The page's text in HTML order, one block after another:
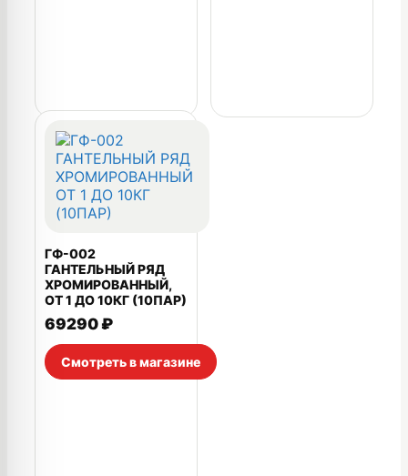
ГФ-002
ГАНТЕЛЬНЫЙ РЯД
ХРОМИРОВАННЫЙ,
ОТ 1 ДО 10КГ (10ПАР)
69290₽
Смотреть в магазине